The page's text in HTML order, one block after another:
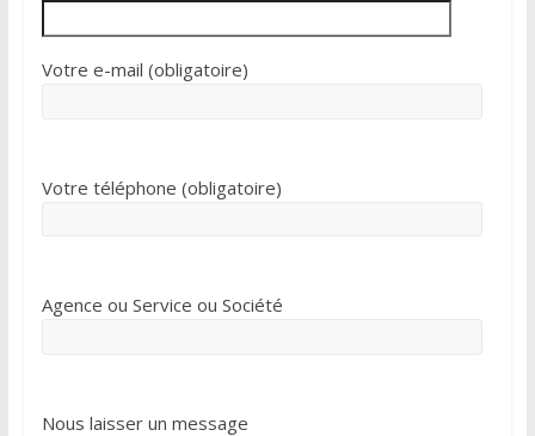
Votre e-mail (obligatoire)
Votre téléphone (obligatoire)
Agence ou Service ou Société
Nous laisser un message